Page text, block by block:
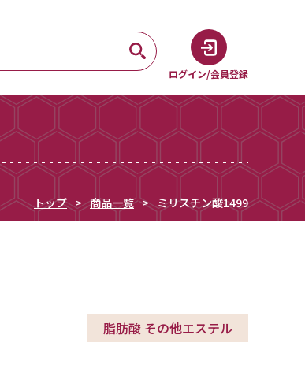
ログイン/会員登録
トップ 商品一覧 ミリスチン酸1499
脂肪酸 その他エステル